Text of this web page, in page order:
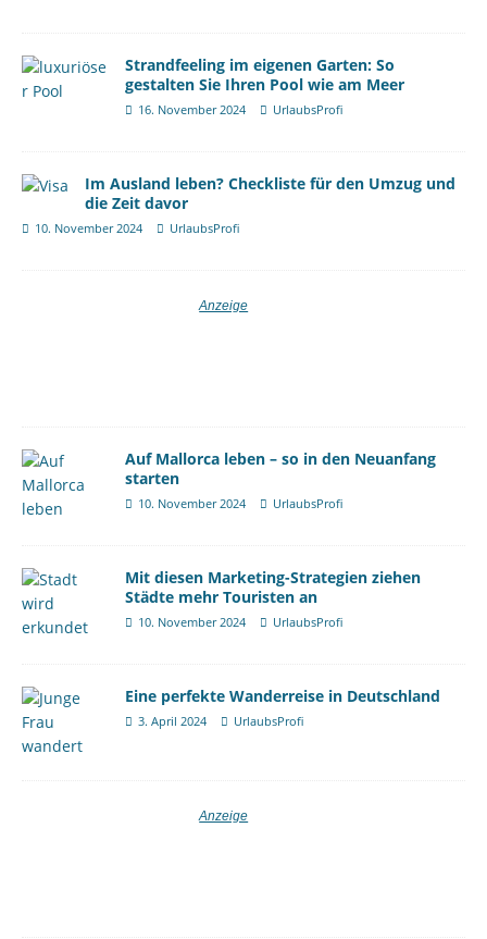
Strandfeeling im eigenen Garten: So
gestalten Sie Ihren Pool wie am Meer
16. November 2024 UrlaubsProfi
Im Ausland leben? Checkliste für den Umzug und
die Zeit davor
10. November 2024 UrlaubsProfi
Auf Mallorca leben – so in den Neuanfang
starten
10. November 2024 UrlaubsProfi
Mit diesen Marketing-Strategien ziehen
Städte mehr Touristen an
10. November 2024 UrlaubsProfi
Eine perfekte Wanderreise in Deutschland
3. April 2024 UrlaubsProfi